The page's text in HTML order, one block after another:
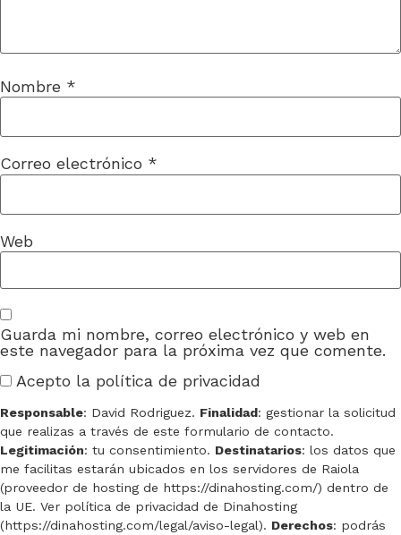
Nombre *
Correo electrónico *
Web
Guarda mi nombre, correo electrónico y web en
este navegador para la próxima vez que comente.
Acepto la política de privacidad
Responsable: David Rodriguez. Finalidad: gestionar la solicitud
que realizas a través de este formulario de contacto.
Legitimación: tu consentimiento. Destinatarios: los datos que
me facilitas estarán ubicados en los servidores de Raiola
(proveedor de hosting de https://dinahosting.com/) dentro de
la UE. Ver política de privacidad de Dinahosting
(https://dinahosting.com/legal/aviso-legal). Derechos: podrás